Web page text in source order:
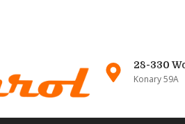
28-330
Konary 59A